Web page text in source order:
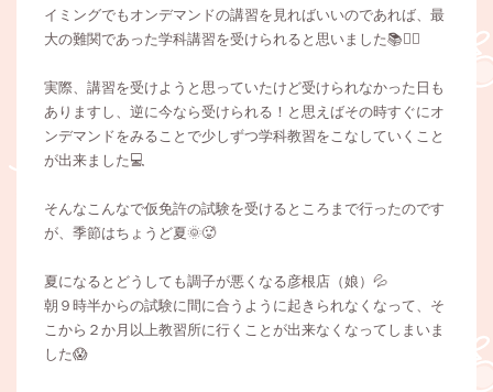
イミングでもオンデマンドの講習を見ればいいのであれば、最
大の難関であった学科講習を受けられると思いました📚✍🏻
実際、講習を受けようと思っていたけど受けられなかった日も
ありますし、逆に今なら受けられる！と思えばその時すぐにオ
ンデマンドをみることで少しずつ学科教習をこなしていくこと
が出来ました💻
そんなこんなで仮免許の試験を受けるところまで行ったのです
が、季節はちょうど夏🌞🥵
夏になるとどうしても調子が悪くなる彦根店（娘）💦
朝９時半からの試験に間に合うように起きられなくなって、そ
こから２か月以上教習所に行くことが出来なくなってしまいま
した😱